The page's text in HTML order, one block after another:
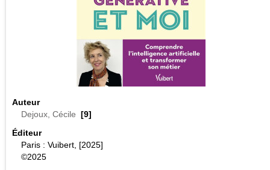
Auteur
Dejoux, Cécile [9]
Éditeur
Paris : Vuibert, [2025]
©2025